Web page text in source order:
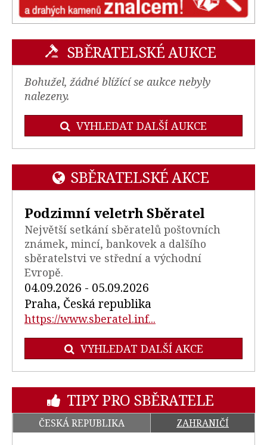
SBĚRATELSKÉ AUKCE
Bohužel, žádné blížící se aukce nebyly
nalezeny.
VYHLEDAT DALŠÍ AUKCE
SBĚRATELSKÉ AKCE
Podzimní veletrh Sběratel
Největší setkání sběratelů poštovních
známek, mincí, bankovek a dalšího
sběratelstvi ve střední a východní
Evropě.
04.09.2026 - 05.09.2026
Praha, Česká republika
https://www.sberatel.inf...
VYHLEDAT DALŠÍ AKCE
TIPY PRO SBĚRATELE
ČESKÁ REPUBLIKA ZAHRANIČÍ